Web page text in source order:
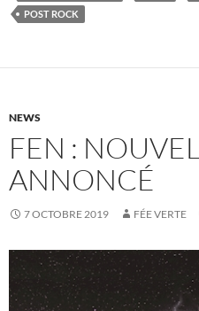
POST ROCK
NEWS
FEN :
ANNONCÉ
7 OCTOBRE 2019 FÉE VERTE